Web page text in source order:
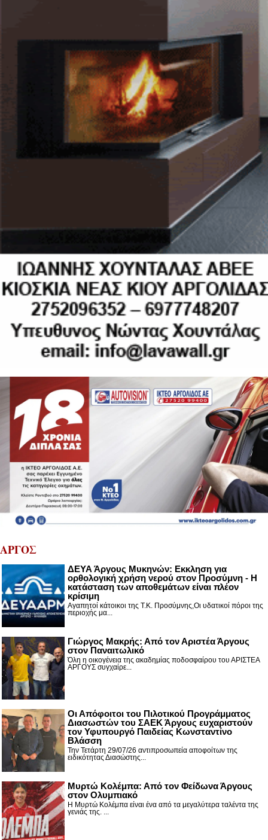
ΑΡΓΟΣ
ΔΕΥΑ Άργους Μυκηνών: Εκκληση για
ορθολογική χρήση νερού στον Προσύμνη - Η
κατάσταση των αποθεμάτων είναι πλέον
κρίσιμη
Αγαπητοί κάτοικοι της Τ.Κ. Προσύμνης,Οι υδατικοί πόροι της
περιοχής μα...
Γιώργος Μακρής: Από τον Αριστέα Άργους
στον Παναιτωλικό
Όλη η οικογένεια της ακαδημίας ποδοσφαίρου του ΑΡΙΣΤΕΑ
ΑΡΓΟΥΣ συγχαίρε...
Οι Απόφοιτοι του Πιλοτικού Προγράμματος
Διασωστών του ΣΑΕΚ Άργους ευχαριστούν
τον Υφυπουργό Παιδείας Κωνσταντίνο
Βλάσση
Την Τετάρτη 29/07/26 αντιπροσωπεία αποφοίτων της
ειδικότητας Διασώστης...
Μυρτώ Κολέμπα: Από τον Φείδωνα Άργους
στον Ολυμπιακό
Η Μυρτώ Κολέμπα είναι ένα από τα μεγαλύτερα ταλέντα της
γενιάς της. ...